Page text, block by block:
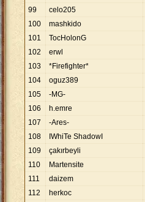
99
celo205
100
mashkido
101
TocHolonG
102
erwl
103
*Firefighter*
104
oguz389
105
-MG-
106
h.emre
107
-Ares-
108
IWhiTe ShadowI
109
çakırbeyli
110
Martensite
111
daizem
112
herkoc